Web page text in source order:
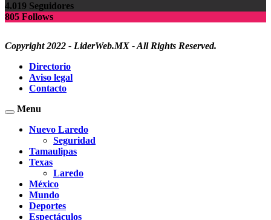
4.019 Seguidores
805 Follows
Copyright 2022 - LiderWeb.MX - All Rights Reserved.
Directorio
Aviso legal
Contacto
Menu
Nuevo Laredo
Seguridad
Tamaulipas
Texas
Laredo
México
Mundo
Deportes
Espectáculos